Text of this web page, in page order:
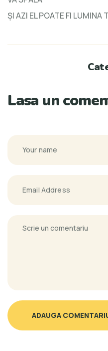
ŞI AZI EL POATE FI LUMINA
Lasa un
ADAUGA